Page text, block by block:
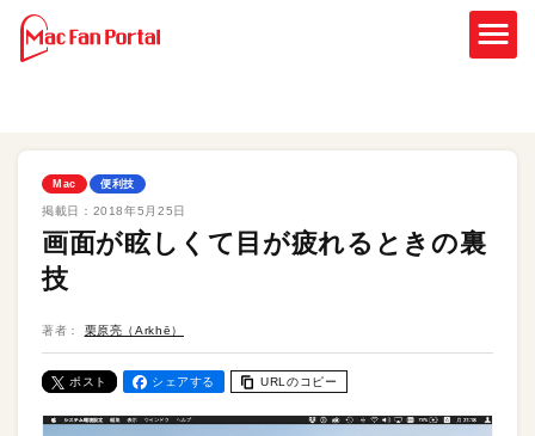
Mac 便利技
掲載日： 2018年5月25日
画面が眩しくて目が疲れるときの裏
技
著者： 栗原亮（Arkhē）
ポスト シェアする URLのコピー